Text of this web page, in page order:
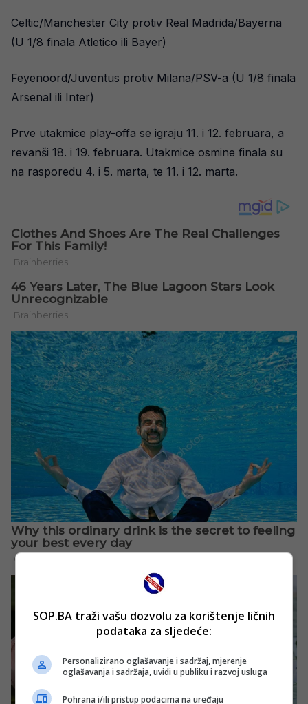
Celtic/Manchester City protiv Real Madrida/Bayerna
(U 1/8 finala Atletico ili Bayer)
Feyenoord/Juventus protiv Milana/PSV-a (U 1/8 finala
Arsenal ili Inter)
Prve utakmice play-offa se igraju 11. i 12. februara, a
revanši 18. i 19. februara. Utakmice osmine finala su
na rasporedu 4. i 5. marta, te 11. i 12. marta.
SOP.BA traži vašu dozvolu za korištenje ličnih
podataka za sljedeće:
Personalizirano oglašavanje i sadržaj, mjerenje
oglašavanja i sadržaja, uvidi u publiku i razvoj usluga
Pohrana i/ili pristup podacima na uređaju